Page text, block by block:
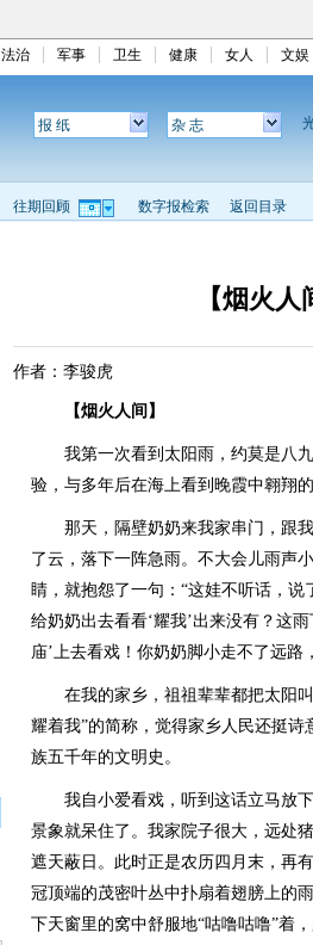
法治 军事 卫生 健康 女人 文娱
报 纸 杂 志
往期回顾 数字报检索 返回目录
【烟火
作者：李骏虎
【烟火人间】
我第一次看到太阳雨，约莫是八九
验，与多年后在海上看到晚霞中翱翔的
那天，隔壁奶奶来我家串门，跟我
了云，落下一阵急雨。不大会儿雨声
睛，就抱怨了一句：“这娃不听话，
给奶奶出去看看‘耀我’出来没有？这
庙’上去看戏！你奶奶脚小走不了远路
在我的家乡，祖祖辈辈都把太阳叫
耀着我”的简称，觉得家乡人民还挺
族五千年的文明史。
我自小爱看戏，听到这话立马放下
景象就呆住了。我家院子很大，远处
遮天蔽日。此时正是农历四月末，再
冠顶端的茂密叶丛中扑扇着翅膀上的
下天窗里的窝中舒服地“咕噜咕噜”着